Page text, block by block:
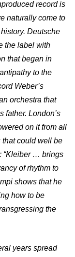
record is
naturally come to
Deutsche
the label with
that began in
to the
Weber’s
orchestra that
father. London’s
on it from all
that could well be
“Kleiber … brings
of rhythm to
shows that he
how to be
the
years spread